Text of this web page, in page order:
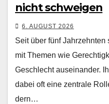
nicht schweigen
6. AUGUST 2026
Seit über fünf
mit The­men wie
Geschlecht auseinan­der.
dabei oft eine zen­trale
dern…